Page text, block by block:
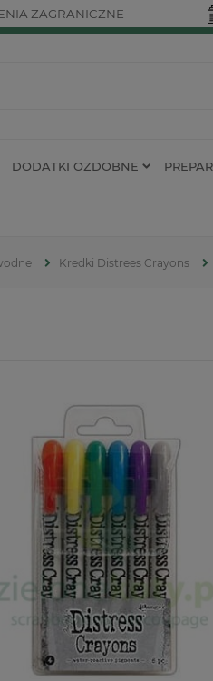
ZAGRANICZNE
DODATKI OZDOBNE
Kredki Distrees Crayons